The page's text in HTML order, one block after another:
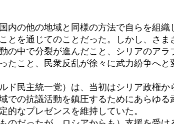
の他の地域と同様の方法で自らを組織
を通じてのことだった。しかし、さま
中で分裂が進んだこと、シリアのアラ
こと、民衆反乱が徐々に武力紛争へと
民主統一党）は、当初はシリア政権か
の抗議活動を鎮圧するためにあらゆる
なプレゼンスを維持していた。